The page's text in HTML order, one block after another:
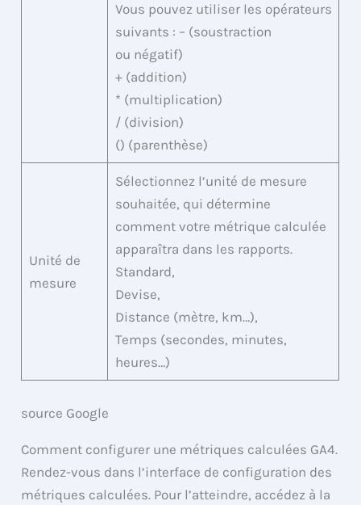
Vous pouvez utiliser les opérateurs
suivants : – (soustraction
ou négatif)
+ (addition)
* (multiplication)
/ (division)
() (parenthèse)
Unité de
mesure
Sélectionnez l’unité de mesure
souhaitée, qui détermine
comment votre métrique calculée
apparaîtra dans les rapports.
Standard,
Devise,
Distance (mètre, km…),
Temps (secondes, minutes,
heures…)
source Google
Comment configurer une métriques calculées GA4.
Rendez-vous dans l’interface de configuration des
métriques calculées. Pour l’atteindre, accédez à la